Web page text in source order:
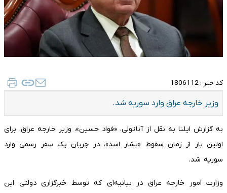
کد خبر : 1806112
وزیر خارجه عراق وارد سوریه شد.
به گزارش ایلنا به نقل از آناتولی، «فواد حسین»، وزیر خارجه عراق، برای
اولین بار از زمان سقوط «بشار اسد»، در جریان یک سفر رسمی وارد
سوریه شد.
وزارت امور خارجه عراق در بیانیه‌ای که توسط خبرگزاری دولتی این